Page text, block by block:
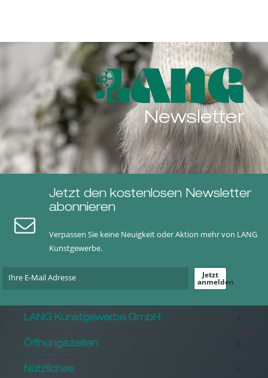
Newsletter
Jetzt den kostenlosen Newsletter
abonnieren
Verpassen Sie keine Neuigkeit oder Aktion mehr von LANG
Kunstgewerbe.
Jetzt
anmelden
LANG Kunstgewerbe GmbH
Öffnungszeiten
Nützliches